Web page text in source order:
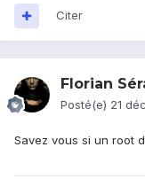
Citer
Florian
Posté(e) 21
Savez vous si un root